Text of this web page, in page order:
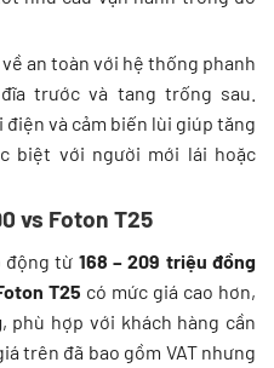
an toàn với hệ thống phanh
trước và tang trống sau.
và cảm biến lùi giúp tăng
biệt với người mới lái hoặc
vs Foton T25
động từ 168 – 209 triệu đồng
T25 có mức giá cao hơn,
, phù hợp với khách hàng cần
trên đã bao gồm VAT nhưng